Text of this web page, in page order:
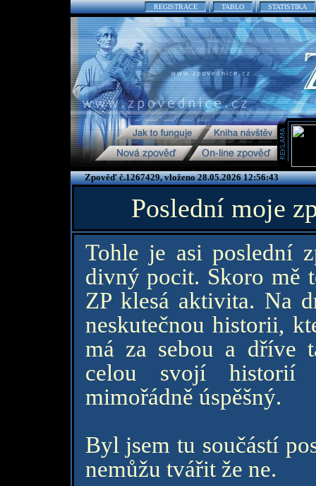
REGISTRACE TABLO STATISTIKA
Zpověď č.1267429, vloženo 28.05.2026 12:56:43
Poslední moje
Tohle je asi poslední
divný pocit. Skoro mě
ZP klesá aktivita. Na
neskutečnou historii,
má za sebou a dříve
celou svojí historií
mimořádně úspěšný.
Byl jsem tu součástí
nemůžu tvářit že ne.